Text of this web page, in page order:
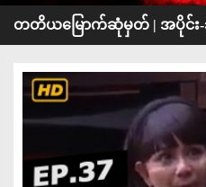
တတိယမြောက်ဆုံမှတ် | အပိုင်း-၃